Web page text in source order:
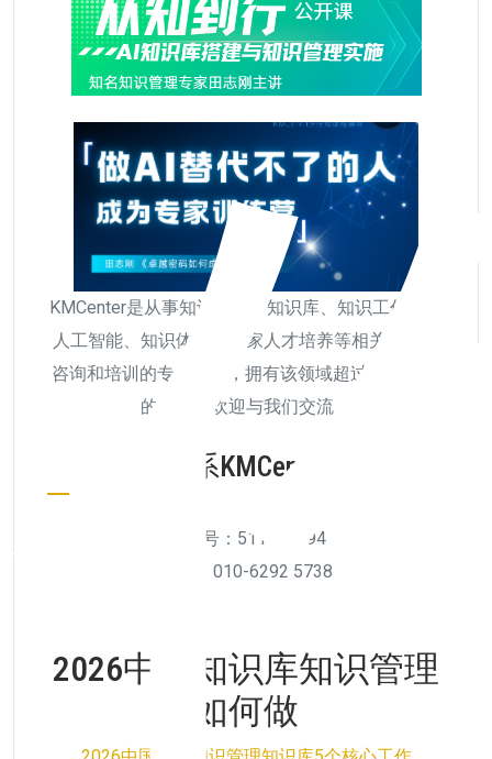
KMCenter是从事知识管理、知识库、知识工作者、
人工智能、知识体系、专家人才培养等相关研究、
咨询和培训的专业机构，拥有该领域超过20年以上
的经验，欢迎与我们交流。
联系KMCenter
微信号：511956894
电话：010-6292 5738
2026中国知识库知识管理
如何做